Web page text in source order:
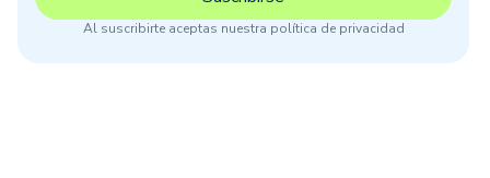
Al suscribirte aceptas nuestra política de privacidad